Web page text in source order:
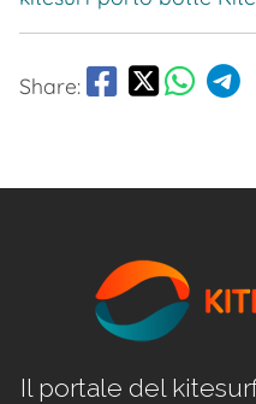
Share:
Il portale del